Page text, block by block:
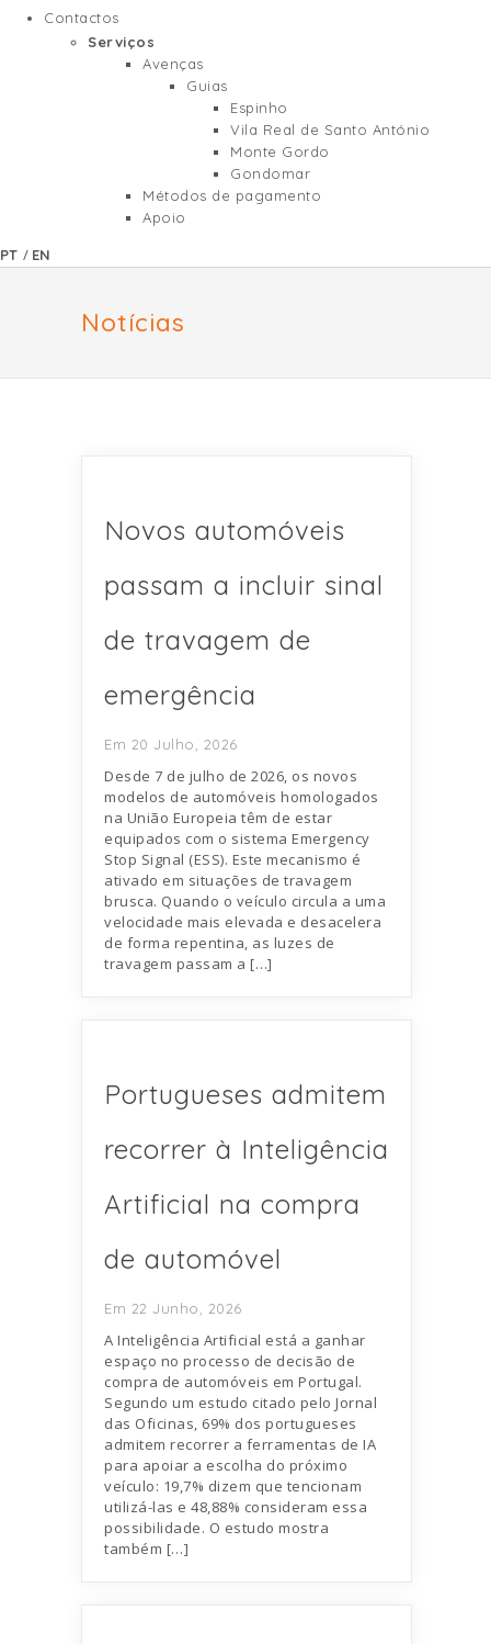
Contactos
Serviços
Avenças
Guias
Espinho
Vila Real de Santo António
Monte Gordo
Gondomar
Métodos de pagamento
Apoio
PT / EN
Notícias
Novos automóveis
passam a incluir sinal
de travagem de
emergência
Em 20 Julho, 2026
Desde 7 de julho de 2026, os novos
modelos de automóveis homologados
na União Europeia têm de estar
equipados com o sistema Emergency
Stop Signal (ESS). Este mecanismo é
ativado em situações de travagem
brusca. Quando o veículo circula a uma
velocidade mais elevada e desacelera
de forma repentina, as luzes de
travagem passam a […]
Portugueses admitem
recorrer à Inteligência
Artificial na compra
de automóvel
Em 22 Junho, 2026
A Inteligência Artificial está a ganhar
espaço no processo de decisão de
compra de automóveis em Portugal.
Segundo um estudo citado pelo Jornal
das Oficinas, 69% dos portugueses
admitem recorrer a ferramentas de IA
para apoiar a escolha do próximo
veículo: 19,7% dizem que tencionam
utilizá-las e 48,88% consideram essa
possibilidade. O estudo mostra
também […]